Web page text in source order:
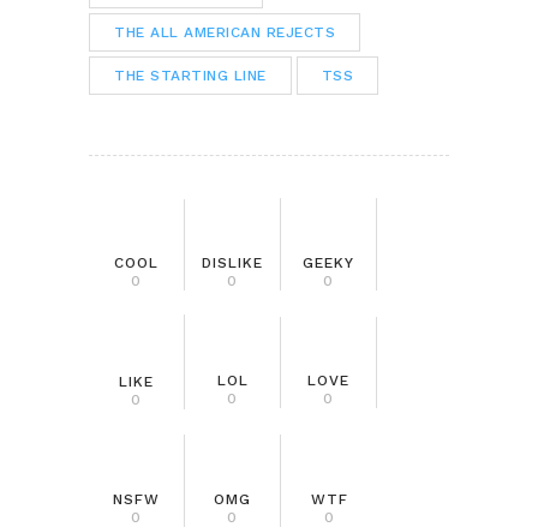
THE ALL AMERICAN REJECTS
THE STARTING LINE TSS
COOL
0
DISLIKE
0
GEEKY
0
LIKE
0
LOL
0
LOVE
0
NSFW
0
OMG
0
WTF
0